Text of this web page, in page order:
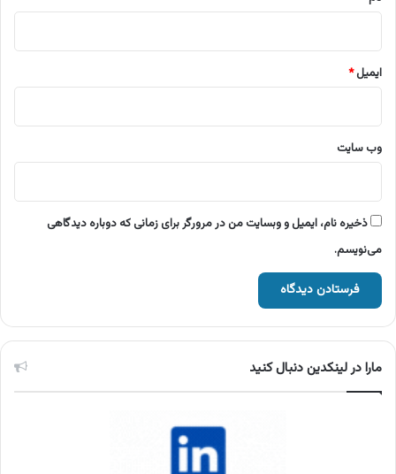
ایمیل*
وب‌ سایت
ذخیره نام، ایمیل و وبسایت من در مرورگر برای زمانی که دوباره دیدگاهی
می‌نویسم.
مارا در لینکدین دنبال کنید